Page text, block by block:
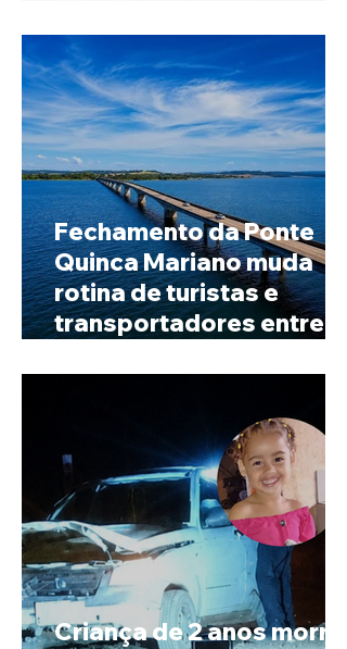
Fechamento da Ponte
Quinca Mariano muda
rotina de turistas e
transportadores entre
Criança de 2 anos morre